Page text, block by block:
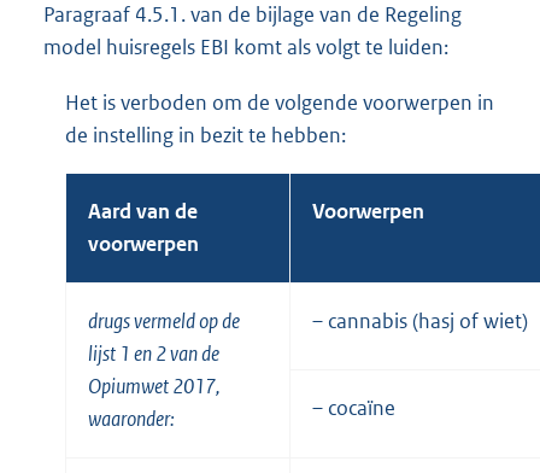
Paragraaf 4.5.1. van de bijlage van de Regeling
model huisregels EBI komt als volgt te luiden:
Het is verboden om de volgende voorwerpen in
de instelling in bezit te hebben:
Aard van de
voorwerpen
Voorwerpen
drugs vermeld op de
lijst 1 en 2 van de
Opiumwet 2017,
waaronder:
– cannabis (hasj of wiet)
– cocaïne